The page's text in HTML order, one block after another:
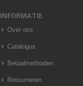
INFORMATIE
Over ons
Catalogus
Betaalmethoden
Retourneren